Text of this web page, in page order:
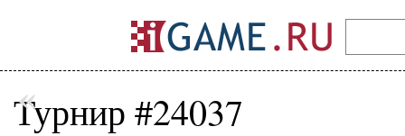
Турнир #24037
«